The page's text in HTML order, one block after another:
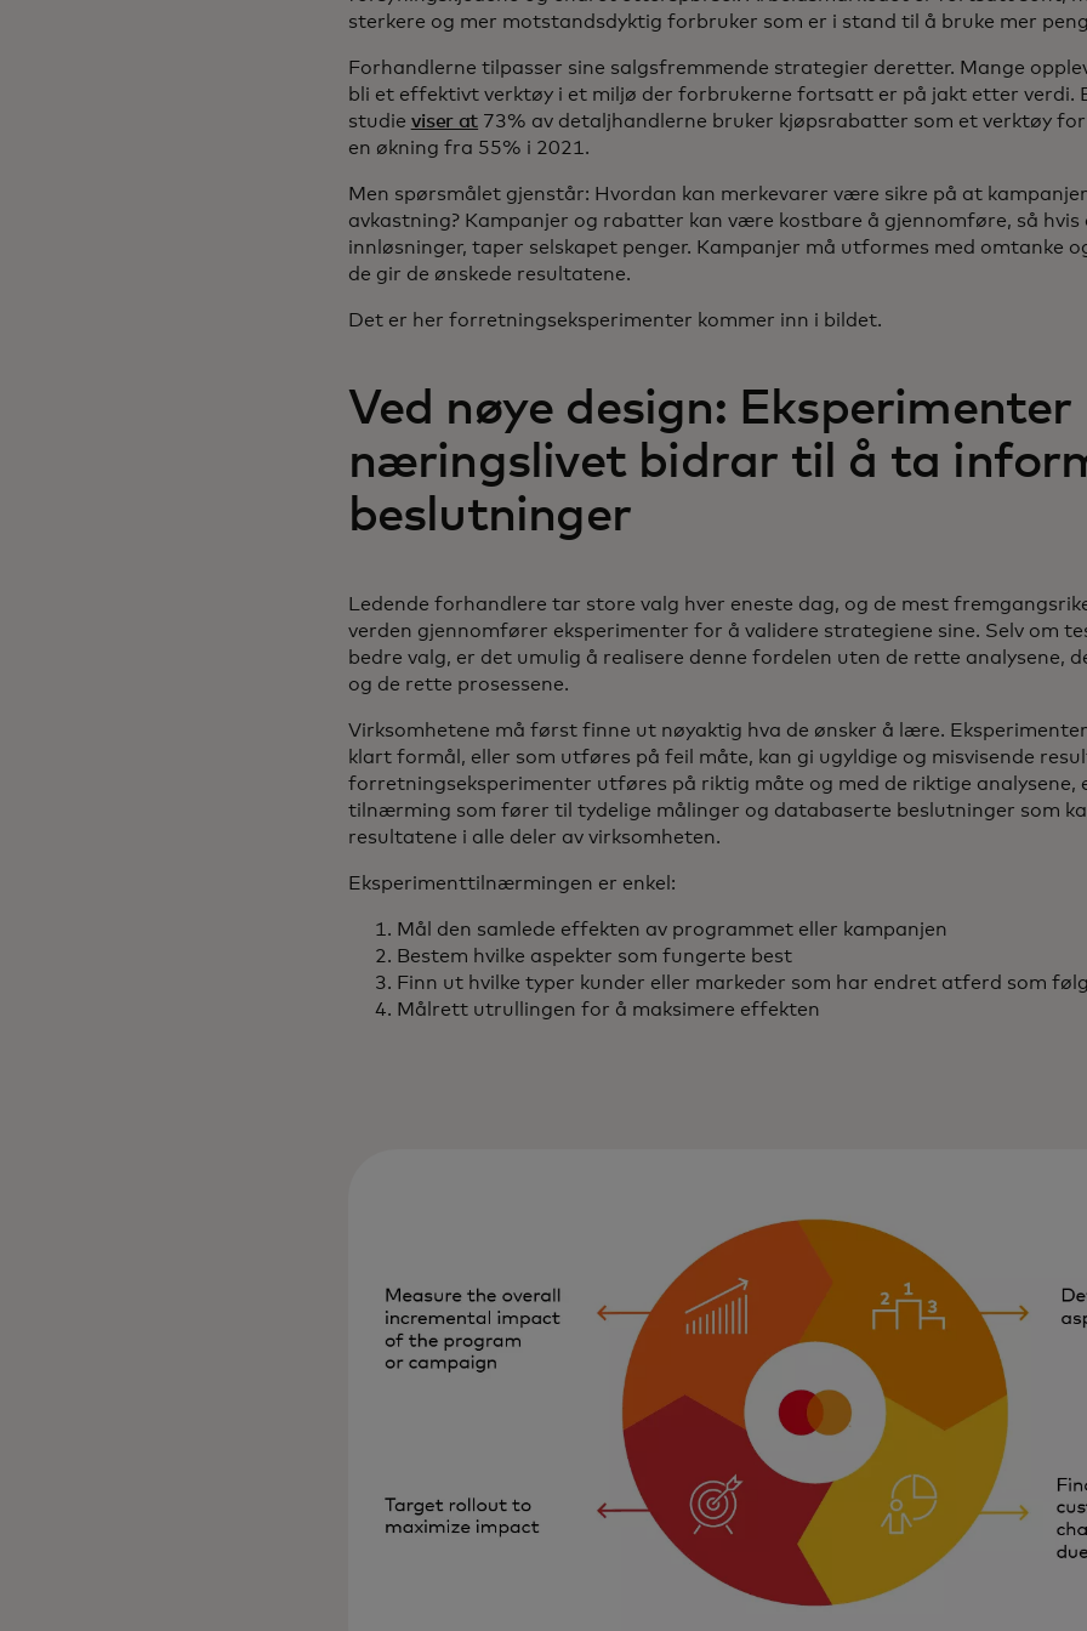
sterkere og mer motstandsdyktig forbruker som er i stand til å bruke mer
Forhandlerne tilpasser sine salgsfremmende strategier deretter. Mange
bli et effektivt verktøy i et miljø der forbrukerne fortsatt er på jakt etter verdi.
studie viser at 73% av detaljhandlerne bruker kjøpsrabatter som et verktøy for
en økning fra 55% i 2021.
Men spørsmålet gjenstår: Hvordan kan merkevarer være sikre på at
avkastning? Kampanjer og rabatter kan være kostbare å gjennomføre, så hvis
innløsninger, taper selskapet penger. Kampanjer må utformes med omtanke
de gir de ønskede resultatene.
Det er her forretningseksperimenter kommer inn i bildet.
Ved nøye design: Eksperimenter
næringslivet bidrar til å ta
beslutninger
Ledende forhandlere tar store valg hver eneste dag, og de mest
verden gjennomfører eksperimenter for å validere strategiene sine. Selv om
bedre valg, er det umulig å realisere denne fordelen uten de rette analysene,
og de rette prosessene.
Virksomhetene må først finne ut nøyaktig hva de ønsker å lære.
klart formål, eller som utføres på feil måte, kan gi ugyldige og misvisende
forretningseksperimenter utføres på riktig måte og med de riktige analysene,
tilnærming som fører til tydelige målinger og databaserte beslutninger som
resultatene i alle deler av virksomheten.
Eksperimenttilnærmingen er enkel:
Mål den samlede effekten av programmet eller kampanjen
Bestem hvilke aspekter som fungerte best
Finn ut hvilke typer kunder eller markeder som har endret atferd som
Målrett utrullingen for å maksimere effekten